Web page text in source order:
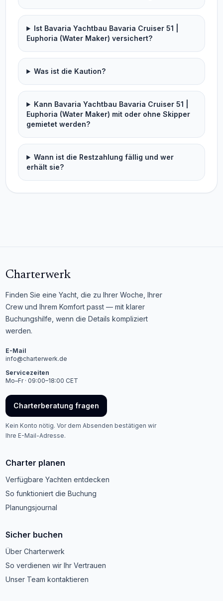
Ist Bavaria Yachtbau Bavaria Cruiser 51 |
Euphoria (Water Maker) versichert?
Was ist die Kaution?
Kann Bavaria Yachtbau Bavaria Cruiser 51 |
Euphoria (Water Maker) mit oder ohne Skipper
gemietet werden?
Wann ist die Restzahlung fällig und wer
erhält sie?
Charterwerk
Finden Sie eine Yacht, die zu Ihrer Woche, Ihrer
Crew und Ihrem Komfort passt — mit klarer
Buchungshilfe, wenn die Details kompliziert
werden.
E-Mail
info@charterwerk.de
Servicezeiten
Mo–Fr · 09:00–18:00 CET
Charterberatung fragen
Kein Konto nötig. Vor dem Absenden bestätigen wir
Ihre E-Mail-Adresse.
Charter planen
Verfügbare Yachten entdecken
So funktioniert die Buchung
Planungsjournal
Sicher buchen
Über Charterwerk
So verdienen wir Ihr Vertrauen
Unser Team kontaktieren